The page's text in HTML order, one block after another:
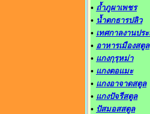
• ถ้ำภูผาเพชร
• น้ำตกธารปลิว
• เทศกาลงานปร
• อาหารเมืองสตูล
• แกงกุรุหม่า
• แกงตอแมะ
• แกงอาจาดสตูล
• แกงปัจรีสตูล
• ปัสมอสสตูล